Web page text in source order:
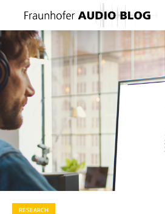
RESEARCH